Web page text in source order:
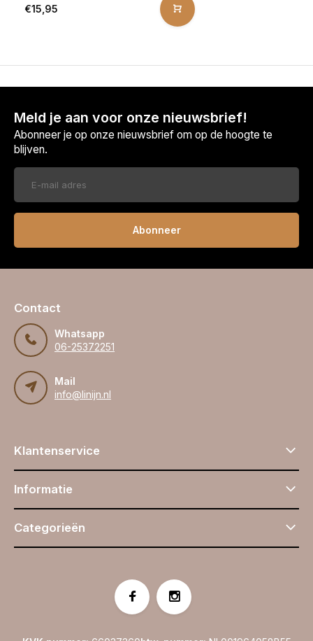
€15,95
Meld je aan voor onze nieuwsbrief!
Abonneer je op onze nieuwsbrief om op de hoogte te
blijven.
Abonneer
Contact
Whatsapp
06-25372251
Mail
info@linijn.nl
Klantenservice
Informatie
Categorieën